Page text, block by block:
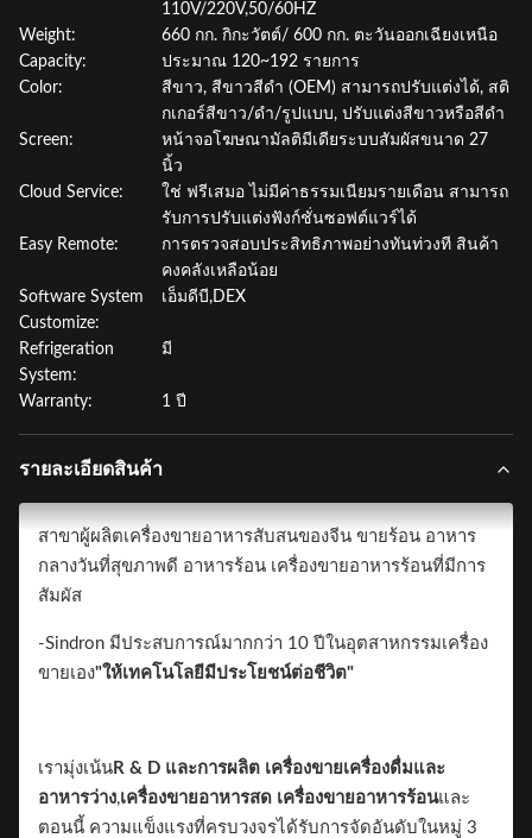
110V/220V,50/60HZ
Weight:
660 กก. กิกะวัตต์/ 600 กก. ตะวันออกเฉียงเหนือ
Capacity:
ประมาณ 120~192 รายการ
Color:
สีขาว, สีขาวสีดำ (OEM) สามารถปรับแต่งได้, สติ
กเกอร์สีขาว/ดำ/รูปแบบ, ปรับแต่งสีขาวหรือสีดำ
Screen:
หน้าจอโฆษณามัลติมีเดียระบบสัมผัสขนาด 27
นิ้ว
Cloud Service:
ใช่ ฟรีเสมอ ไม่มีค่าธรรมเนียมรายเดือน สามารถ
รับการปรับแต่งฟังก์ชั่นซอฟต์แวร์ได้
Easy Remote:
การตรวจสอบประสิทธิภาพอย่างทันท่วงที สินค้า
คงคลังเหลือน้อย
Software System
Customize:
เอ็มดีบี,DEX
Refrigeration
System:
มี
Warranty: 1 ปี
รายละเอียดสินค้า
สาขาผู้ผลิตเครื่องขายอาหารสับสนของจีน ขายร้อน อาหาร
กลางวันที่สุขภาพดี อาหารร้อน เครื่องขายอาหารร้อนที่มีการ
สัมผัส
-Sindron มีประสบการณ์มากกว่า 10 ปีในอุตสาหกรรมเครื่อง
ขายเอง"ให้เทคโนโลยีมีประโยชน์ต่อชีวิต"
เรามุ่งเน้น R & D และการผลิต เครื่องขายเครื่องดื่มและ
อาหารว่าง,เครื่องขายอาหารสด เครื่องขายอาหารร้อนและ
ตอนนี้ ความแข็งแรงที่ครบวงจรได้รับการจัดอันดับในหมู่ 3